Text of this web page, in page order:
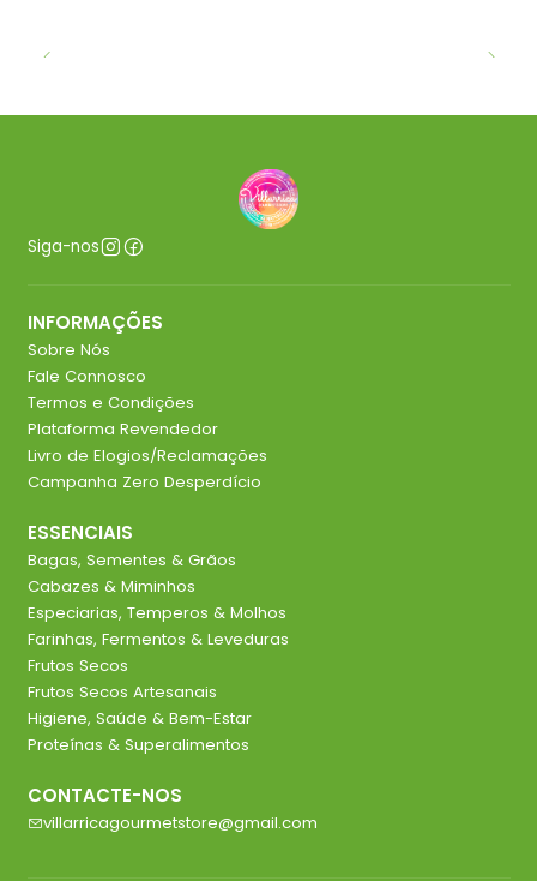
Siga-nos
INFORMAÇÕES
Sobre Nós
Fale Connosco
Termos e Condições
Plataforma Revendedor
Livro de Elogios/Reclamações
Campanha Zero Desperdício
ESSENCIAIS
Bagas, Sementes & Grãos
Cabazes & Miminhos
Especiarias, Temperos & Molhos
Farinhas, Fermentos & Leveduras
Frutos Secos
Frutos Secos Artesanais
Higiene, Saúde & Bem-Estar
Proteínas & Superalimentos
CONTACTE-NOS
villarricagourmetstore@gmail.com